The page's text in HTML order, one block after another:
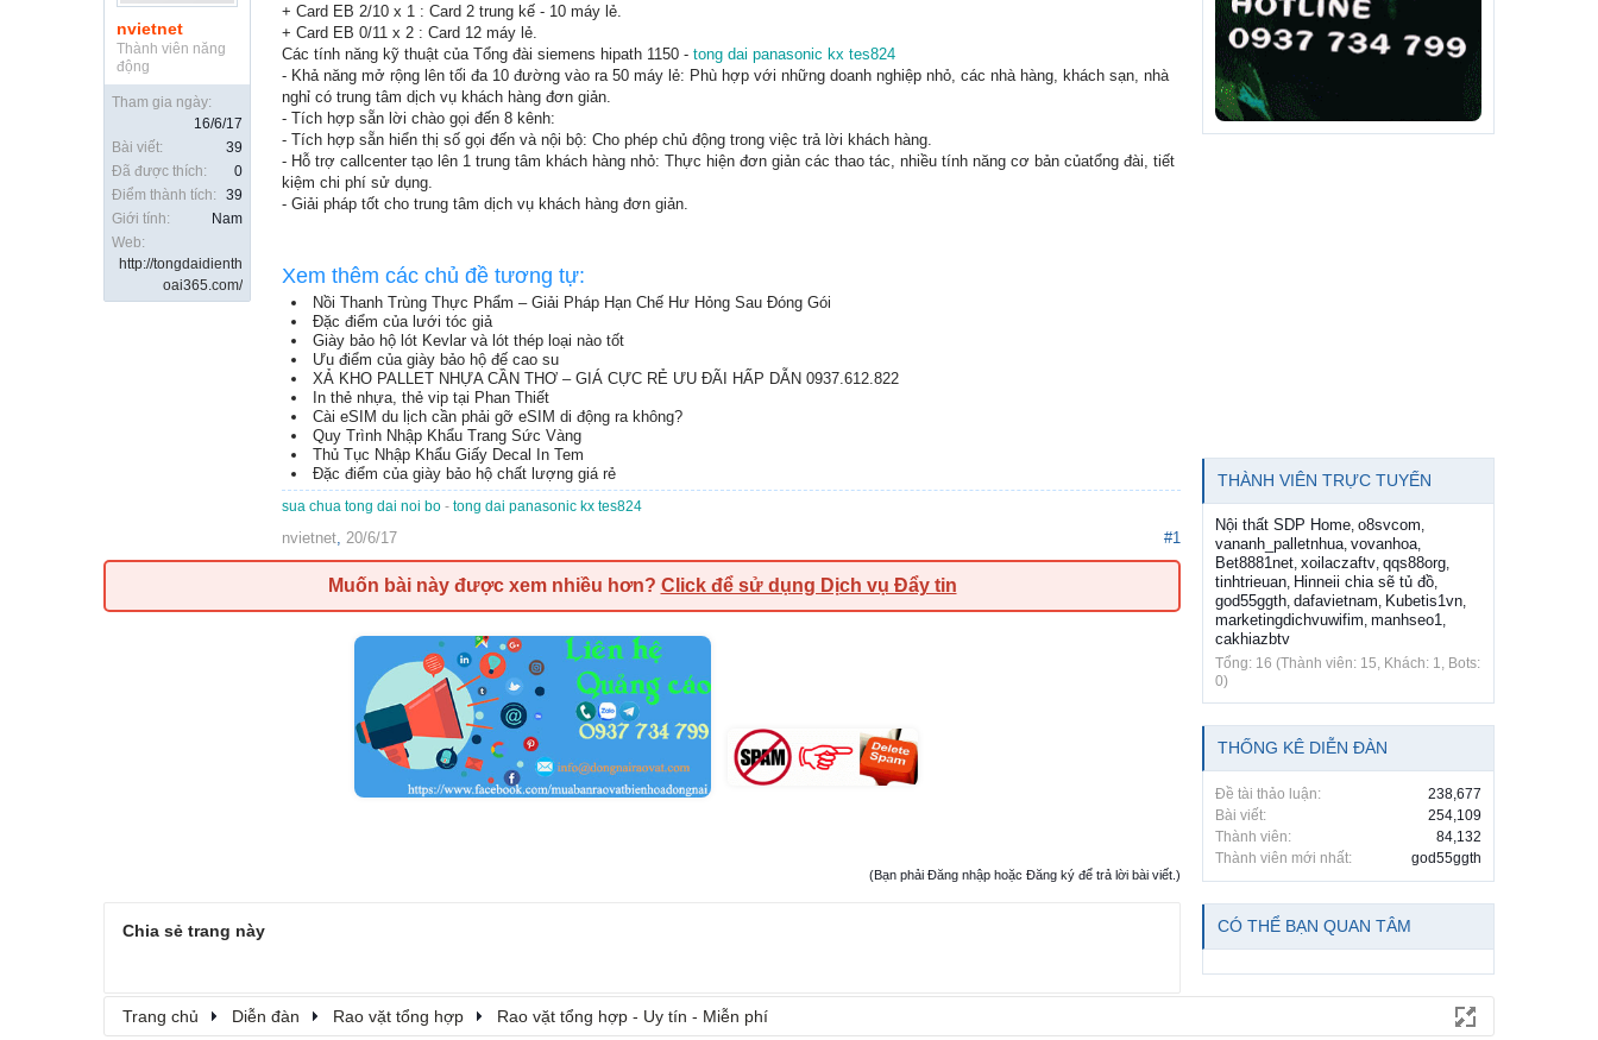
nvietnet
Thành viên năng
động
Tham gia ngày:
16/6/17
Bài viết:
39
Đã được thích:
0
Điểm thành tích:
39
Giới tính:
Nam
Web:
http://tongdaidienth
oai365.com/
+ Card EB 2/10 x 1 : Card 2 trung kế - 10 máy lẻ.
+ Card EB 0/11 x 2 : Card 12 máy lẻ.
Các tính năng kỹ thuật của Tổng đài siemens hipath 1150 - tong dai panasonic kx tes824
- Khả năng mở rộng lên tối đa 10 đường vào ra 50 máy lẻ: Phù hợp với những doanh nghiệp nhỏ, các nhà hàng, khách sạn, nhà
nghỉ có trung tâm dịch vụ khách hàng đơn giản.
- Tích hợp sẵn lời chào gọi đến 8 kênh:
- Tích hợp sẵn hiển thị số gọi đến và nội bộ: Cho phép chủ động trong việc trả lời khách hàng.
- Hỗ trợ callcenter tạo lên 1 trung tâm khách hàng nhỏ: Thực hiện đơn giản các thao tác, nhiều tính năng cơ bản củatổng đài, tiết
kiệm chi phí sử dụng.
- Giải pháp tốt cho trung tâm dịch vụ khách hàng đơn giản.
Xem thêm các chủ đề tương tự:
Nồi Thanh Trùng Thực Phẩm – Giải Pháp Hạn Chế Hư Hỏng Sau Đóng Gói
Đặc điểm của lưới tóc giả
Giày bảo hộ lót Kevlar và lót thép loại nào tốt
Ưu điểm của giày bảo hộ đế cao su
XẢ KHO PALLET NHỰA CẦN THƠ – GIÁ CỰC RẺ ƯU ĐÃI HẤP DẪN 0937.612.822
In thẻ nhựa, thẻ vip tại Phan Thiết
Cài eSIM du lịch cần phải gỡ eSIM di động ra không?
Quy Trình Nhập Khẩu Trang Sức Vàng
Thủ Tục Nhập Khẩu Giấy Decal In Tem
Đặc điểm của giày bảo hộ chất lượng giá rẻ
sua chua tong dai noi bo - tong dai panasonic kx tes824
nvietnet, 20/6/17 #1
Muốn bài này được xem nhiều hơn? Click để sử dụng Dịch vụ Đẩy tin
(Bạn phải Đăng nhập hoặc Đăng ký để trả lời bài viết.)
Chia sẻ trang này
THÀNH VIÊN TRỰC TUYẾN
Nội thất SDP Home, o8svcom,
vananh_palletnhua, vovanhoa,
Bet8881net, xoilaczaftv, qqs88org,
tinhtrieuan, Hinneii chia sẽ tủ đồ,
god55ggth, dafavietnam, Kubetis1vn,
marketingdichvuwifim, manhseo1,
cakhiazbtv
Tổng: 16 (Thành viên: 15, Khách: 1, Bots:
0)
THỐNG KÊ DIỄN ĐÀN
Đề tài thảo luận:
238,677
Bài viết:
254,109
Thành viên:
84,132
Thành viên mới nhất:
god55ggth
CÓ THỂ BẠN QUAN TÂM
Trang chủ Diễn đàn Rao vặt tổng hợp Rao vặt tổng hợp - Uy tín - Miễn phí